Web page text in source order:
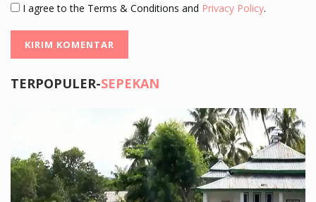
I agree to the Terms & Conditions and Privacy Policy.
TERPOPULER-SEPEKAN